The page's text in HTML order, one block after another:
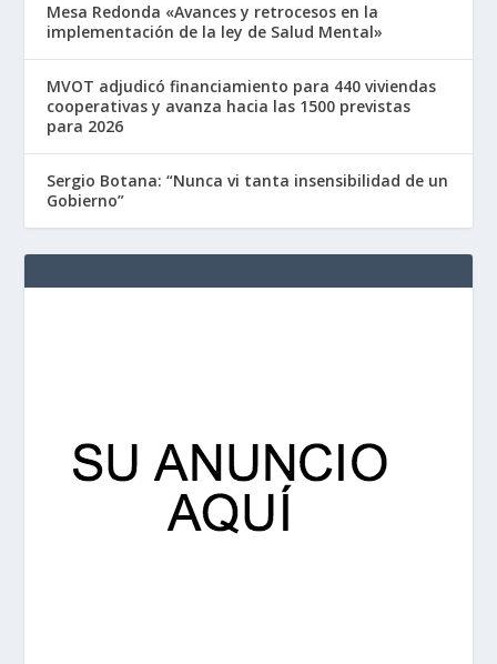
Mesa Redonda «Avances y retrocesos en la
implementación de la ley de Salud Mental»
MVOT adjudicó financiamiento para 440 viviendas
cooperativas y avanza hacia las 1500 previstas
para 2026
Sergio Botana: “Nunca vi tanta insensibilidad de un
Gobierno”